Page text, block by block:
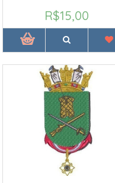
R$15,00